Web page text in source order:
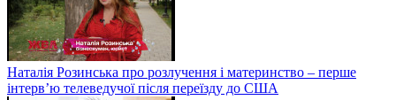
Наталія Розинська про розлучення і материнство – перше
інтерв’ю телеведучої після переїзду до США